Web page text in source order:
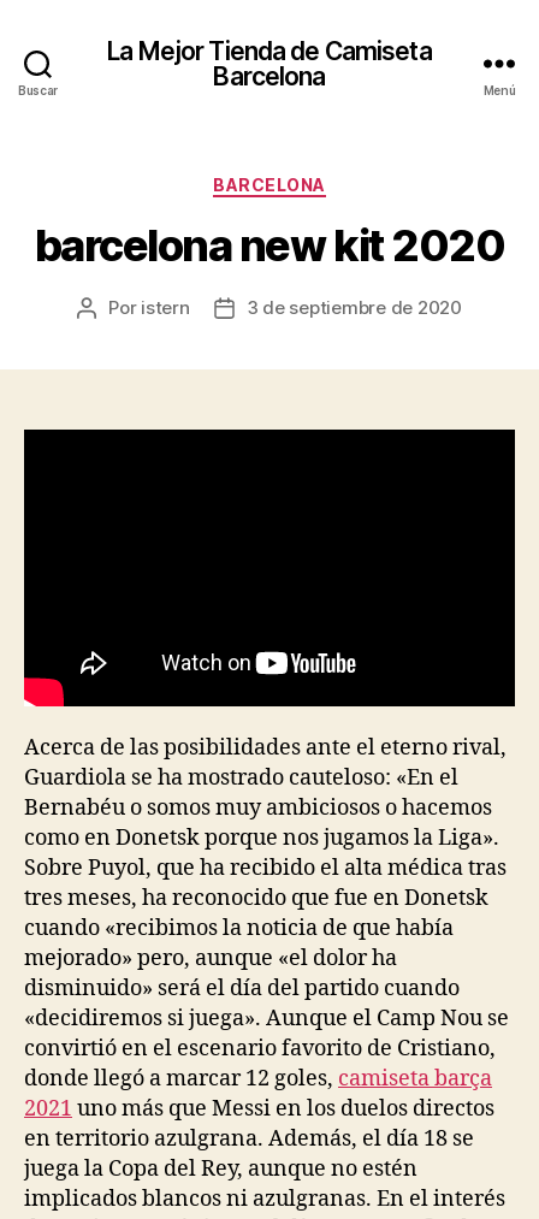
Buscar
La Mejor Tienda de Camiseta
Barcelona
Menú
Categorías
BARCELONA
barcelona new kit 2020
Autor
Por istern
Fecha3 de septiembre de 2020
Acerca de las posibilidades ante el eterno rival,
Guardiola se ha mostrado cauteloso: «En el
Bernabéu o somos muy ambiciosos o hacemos
como en Donetsk porque nos jugamos la Liga».
Sobre Puyol, que ha recibido el alta médica tras
tres meses, ha reconocido que fue en Donetsk
cuando «recibimos la noticia de que había
mejorado» pero, aunque «el dolor ha
disminuido» será el día del partido cuando
«decidiremos si juega». Aunque el Camp Nou se
convirtió en el escenario favorito de Cristiano,
donde llegó a marcar 12 goles, camiseta barça
2021 uno más que Messi en los duelos directos
en territorio azulgrana. Además, el día 18 se
juega la Copa del Rey, aunque no estén
implicados blancos ni azulgranas. En el interés